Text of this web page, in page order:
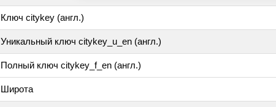
Ключ citykey (англ.)
Уникальный ключ citykey_u_en (англ.)
Полный ключ citykey_f_en (англ.)
Широта